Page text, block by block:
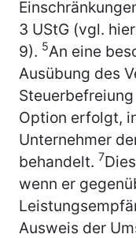
3 UStG (vgl.
9). 5An eine
Ausübung des
Option erfolgt,
Unternehmer
behandelt. 7
wenn er
Ausweis der